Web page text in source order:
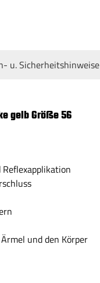
u. Sicherheitshinweise
gelb Größe 56
und den Körper